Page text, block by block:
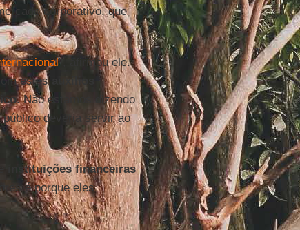
corporativo, que
”, afirmou ele.
estes
auxílios
. Não estamos dizendo
deveria servir ao
instituições financeiras
é porque eles